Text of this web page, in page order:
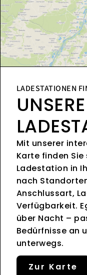
LADESTATIONEN
UNSERE
Mit unserer
Karte finden
Ladestation in
nach
Anschlussart,
Verfügbarkeit.
über Nacht –
Bedürfnisse an
unterwegs.
Zur Karte